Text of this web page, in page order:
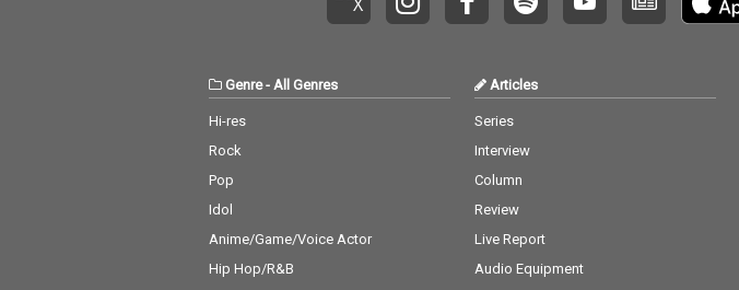
Genre- All Genres
Hi-res
Rock
Pop
Idol
Anime/Game/Voice Actor
Hip Hop/R&B
Articles
Series
Interview
Column
Review
Live Report
Audio Equipment